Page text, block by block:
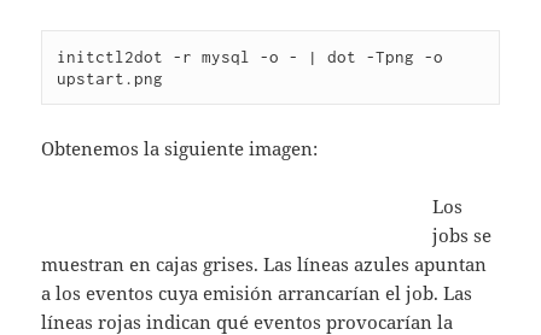
initctl2dot -r mysql -o - | dot -Tpng -o
Obtenemos la siguiente imagen:
Los
jobs se
muestran en cajas grises. Las líneas azules apuntan
a los eventos cuya emisión arrancarían el job. Las
líneas rojas indican qué eventos provocarían la